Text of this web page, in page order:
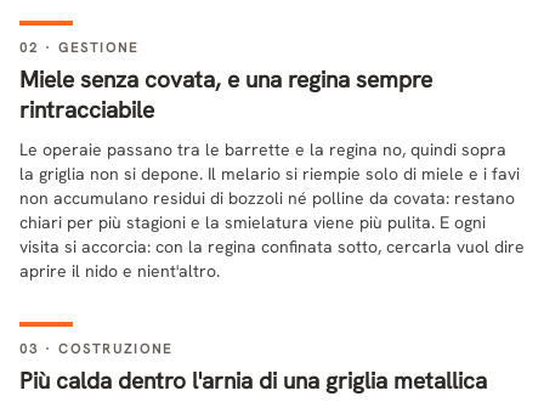
02 · GESTIONE
Miele senza covata, e una regina sempre
rintracciabile
Le operaie passano tra le barrette e la regina no, quindi sopra
la griglia non si depone. Il melario si riempie solo di miele e i favi
non accumulano residui di bozzoli né polline da covata: restano
chiari per più stagioni e la smielatura viene più pulita. E ogni
visita si accorcia: con la regina confinata sotto, cercarla vuol dire
aprire il nido e nient'altro.
03 · COSTRUZIONE
Più calda dentro l'arnia di una griglia metallica